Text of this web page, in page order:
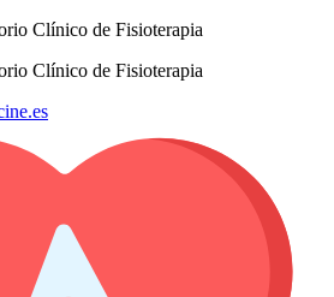
Clínico de Fisioterapia
Clínico de Fisioterapia